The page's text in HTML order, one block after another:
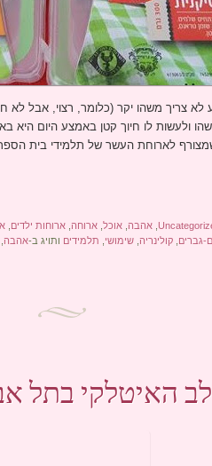
לא צריך משהו יקר (כלומר, רצוי, אבל
ולעשות לו חיוך קטן באמצע היום
לארוחת העשר של תלמידי בית
אהבה, אוכל, ארוחה, ארוחות ילדים
גברים קולינריה, שימושי תלמידים ותויג ב-אהבה,